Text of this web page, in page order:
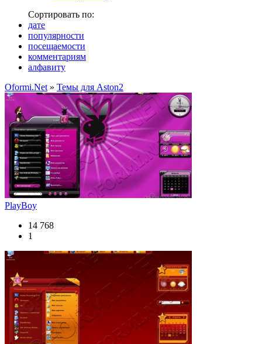
Сортировать по:
дате
популярности
посещаемости
комментариям
алфавиту
Oformi.Net » Темы для Aston2
PlayBoy
14 768
1